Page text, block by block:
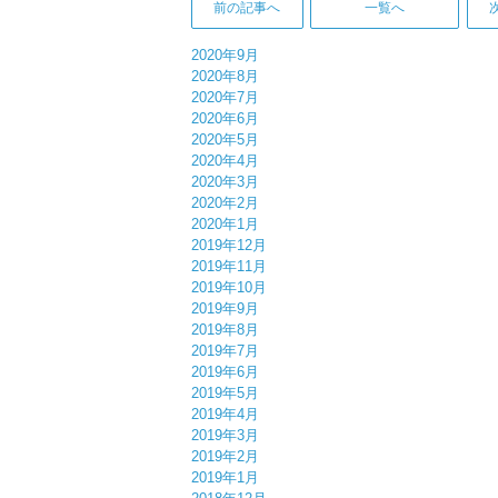
前の記事へ 一覧へ
2020年9月
2020年8月
2020年7月
2020年6月
2020年5月
2020年4月
2020年3月
2020年2月
2020年1月
2019年12月
2019年11月
2019年10月
2019年9月
2019年8月
2019年7月
2019年6月
2019年5月
2019年4月
2019年3月
2019年2月
2019年1月